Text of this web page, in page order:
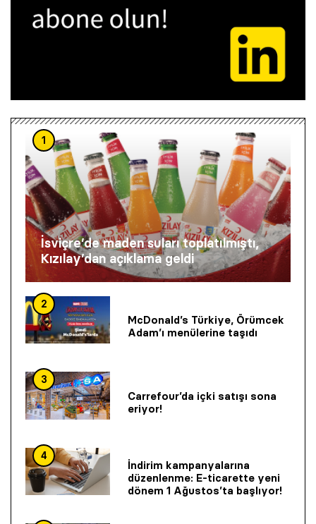
1
İsviçre’de maden suları toplatılmıştı,
Kızılay’dan açıklama geldi
2
McDonald’s Türkiye, Örümcek
Adam’ı menülerine taşıdı
3
Carrefour’da içki satışı sona
eriyor!
4
İndirim kampanyalarına
düzenlenme: E-ticarette yeni
dönem 1 Ağustos’ta başlıyor!